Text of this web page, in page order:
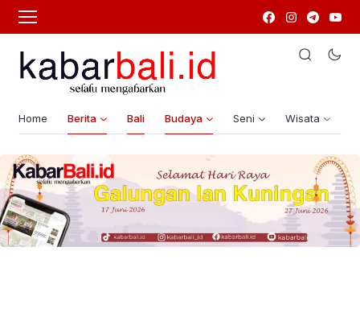
Home Berita Bali Budaya Seni Wisata